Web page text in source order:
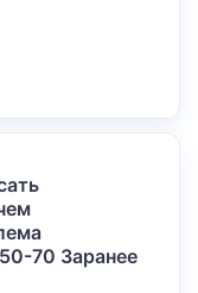
70 Заранее